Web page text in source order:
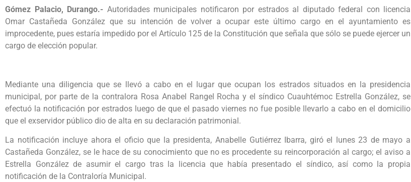
Gómez Palacio, Durango.- Autoridades municipales notificaron por estrados al diputado federal con licencia
Omar Castañeda González que su intención de volver a ocupar este último cargo en el ayuntamiento es
improcedente, pues estaría impedido por el Artículo 125 de la Constitución que señala que sólo se puede ejercer un
cargo de elección popular.
Mediante una diligencia que se llevó a cabo en el lugar que ocupan los estrados situados en la presidencia
municipal, por parte de la contralora Rosa Anabel Rangel Rocha y el síndico Cuauhtémoc Estrella González, se
efectuó la notificación por estrados luego de que el pasado viernes no fue posible llevarlo a cabo en el domicilio
que el exservidor público dio de alta en su declaración patrimonial.
La notificación incluye ahora el oficio que la presidenta, Anabelle Gutiérrez Ibarra, giró el lunes 23 de mayo a
Castañeda González, se le hace de su conocimiento que no es procedente su reincorporación al cargo; el aviso a
Estrella González de asumir el cargo tras la licencia que había presentado el síndico, así como la propia
notificación de la Contraloría Municipal.